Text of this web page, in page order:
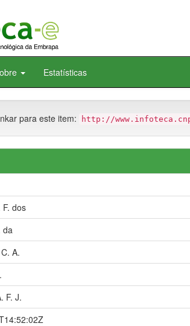
Estatísticas
para este item: http://
F. dos
da
A.
F. J.